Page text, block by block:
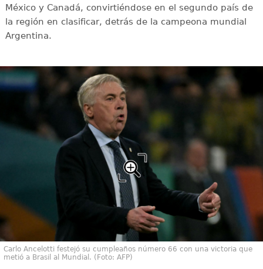
México y Canadá, convirtiéndose en el segundo país de
la región en clasificar, detrás de la campeona mundial
Argentina.
Carlo Ancelotti festejó su cumpleaños número 66 con una victoria que
metió a Brasil al Mundial. (Foto: AFP)